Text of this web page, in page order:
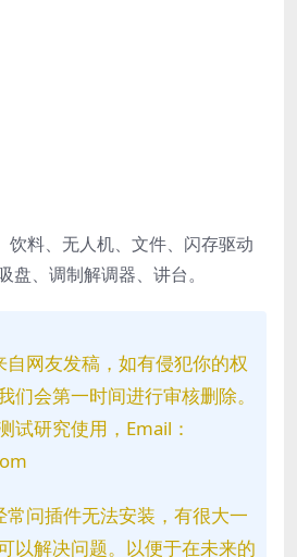
饮料、无人机、文件、闪存驱动
盘、调制解调器、讲台。
网友发稿，如有侵犯你的权
们会第一时间进行审核删除。
试研究使用，Email：
问插件无法安装，有很大一
以解决问题。以便于在未来的